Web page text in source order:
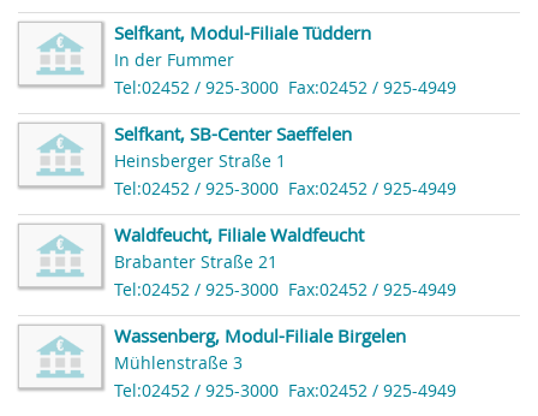
Selfkant, Modul-Filiale Tüddern
In der Fummer
Tel:02452 / 925-3000 Fax:02452 / 925-4949
Selfkant, SB-Center Saeffelen
Heinsberger Straße 1
Tel:02452 / 925-3000 Fax:02452 / 925-4949
Waldfeucht, Filiale Waldfeucht
Brabanter Straße 21
Tel:02452 / 925-3000 Fax:02452 / 925-4949
Wassenberg, Modul-Filiale Birgelen
Mühlenstraße 3
Tel:02452 / 925-3000 Fax:02452 / 925-4949